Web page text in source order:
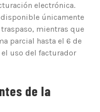
electrónica.
disponible únicamente
mientras que
parcial hasta el 6 de
uso del facturador
de la